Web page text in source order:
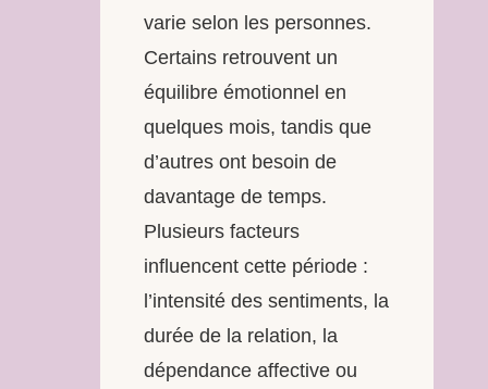
varie selon les personnes.
Certains retrouvent un
équilibre émotionnel en
quelques mois, tandis que
d’autres ont besoin de
davantage de temps.
Plusieurs facteurs
influencent cette période :
l’intensité des sentiments, la
durée de la relation, la
dépendance affective ou